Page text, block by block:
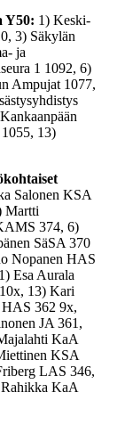
Y50: 1) Keski-
3) Säkylän
ja
1 1092, 6)
Ampujat 1077,
13)
Salonen KSA
Martti
374, 6)
SäSA 370
Nopanen HAS
Esa Aurala
13) Kari
362 9x,
JA 361,
KaA
KSA
LAS 346,
KaA